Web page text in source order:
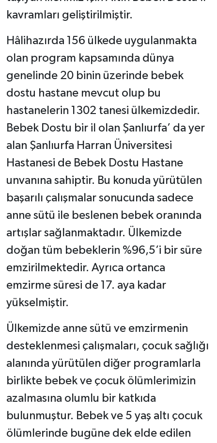
kavramları geliştirilmiştir.
Hâlihazırda 156 ülkede uygulanmakta
olan program kapsamında dünya
genelinde 20 binin üzerinde bebek
dostu hastane mevcut olup bu
hastanelerin 1302 tanesi ülkemizdedir.
Bebek Dostu bir il olan Şanlıurfa’ da yer
alan Şanlıurfa Harran Üniversitesi
Hastanesi de Bebek Dostu Hastane
unvanına sahiptir. Bu konuda yürütülen
başarılı çalışmalar sonucunda sadece
anne sütü ile beslenen bebek oranında
artışlar sağlanmaktadır. Ülkemizde
doğan tüm bebeklerin %96,5’i bir süre
emzirilmektedir. Ayrıca ortanca
emzirme süresi de 17. aya kadar
yükselmiştir.
Ülkemizde anne sütü ve emzirmenin
desteklenmesi çalışmaları, çocuk sağlığı
alanında yürütülen diğer programlarla
birlikte bebek ve çocuk ölümlerimizin
azalmasına olumlu bir katkıda
bulunmuştur. Bebek ve 5 yaş altı çocuk
ölümlerinde bugüne dek elde edilen